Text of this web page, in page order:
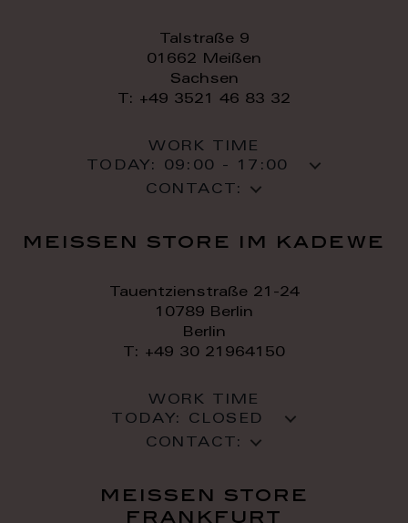
Talstraße 9
01662 Meißen
Sachsen
T: +49 3521 46 83 32
WORK TIME
TODAY: 09:00 - 17:00
CONTACT:
meissen store im kadewe
Tauentzienstraße 21-24
10789 Berlin
Berlin
T: +49 30 21964150
WORK TIME
TODAY: CLOSED
CONTACT:
meissen store
frankfurt